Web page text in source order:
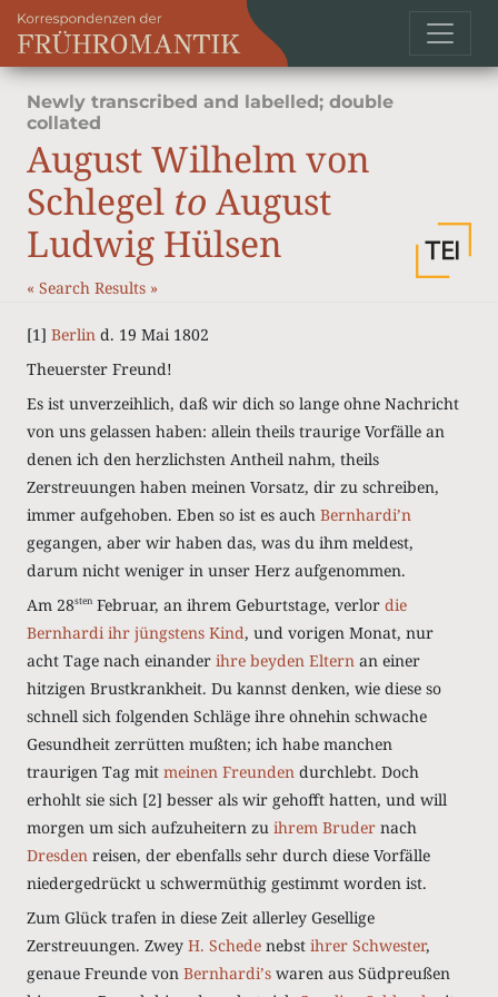
Newly transcribed and labelled; double
collated
August Wilhelm von
Schlegel to August
Ludwig Hülsen
« Search Results »
[1] Berlin d. 19 Mai 1802
Theuerster Freund!
Es ist unverzeihlich, daß wir dich so lange ohne Nachricht
von uns gelassen haben: allein theils traurige Vorfälle an
denen ich den herzlichsten Antheil nahm, theils
Zerstreuungen haben meinen Vorsatz, dir zu schreiben,
immer aufgehoben. Eben so ist es auch Bernhardiʼn
gegangen, aber wir haben das, was du ihm meldest,
darum nicht weniger in unser Herz aufgenommen.
Am 28sten Februar, an ihrem Geburtstage, verlor die
Bernhardi ihr jüngstens Kind, und vorigen Monat, nur
acht Tage nach einander ihre beyden Eltern an einer
hitzigen Brustkrankheit. Du kannst denken, wie diese so
schnell sich folgenden Schläge ihre ohnehin schwache
Gesundheit zerrütten mußten; ich habe manchen
traurigen Tag mit meinen Freunden durchlebt. Doch
erhohlt sie sich [2] besser als wir gehofft hatten, und will
morgen um sich aufzuheitern zu ihrem Bruder nach
Dresden reisen, der ebenfalls sehr durch diese Vorfälle
niedergedrückt u schwermüthig gestimmt worden ist.
Zum Glück trafen in diese Zeit allerley Gesellige
Zerstreuungen. Zwey H. Schede nebst ihrer Schwester,
genaue Freunde von Bernhardiʼs waren aus Südpreußen